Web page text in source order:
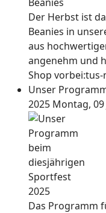
Der Herbst ist
Beanies in
aus
angenehm und
Shop
Unser
2025 Montag, 09
Das Programm